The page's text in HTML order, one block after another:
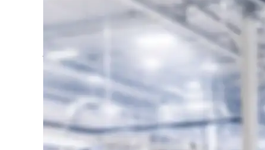
Handwerker (m/w/d)
18-20
84577 Tüßling
Schnellbewerbung